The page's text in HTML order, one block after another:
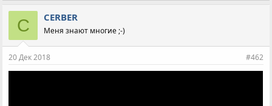
C CERBER
Меня знают многие ;-)
20 Дек 2018 #462